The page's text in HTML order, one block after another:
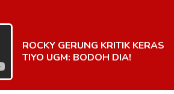
ROCKY GERUNG KRITIK KERAS
TIYO UGM: BODOH DIA!